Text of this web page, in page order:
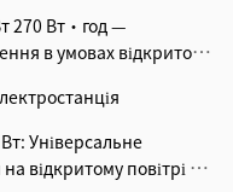
270 Вт·год —
в умовах відкритого
Універсальне
відкритому повітрі та